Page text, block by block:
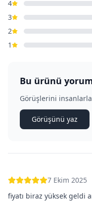
4
3
2
1
Bu ürünü
Görüşlerini
Görüşünü yaz
7 Ekim 2025
fiyatı biraz yüksek geldi